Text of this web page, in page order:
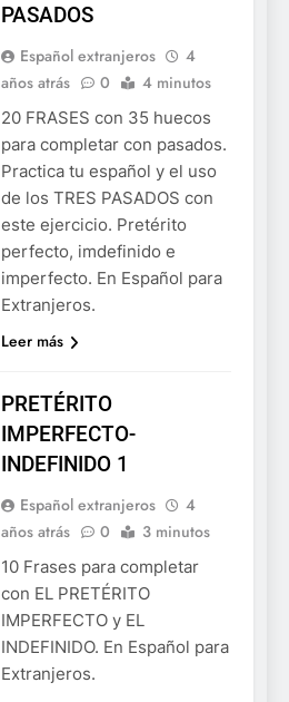
PASADOS
Español extranjeros
4
años atrás
0 4 minutos
20 FRASES con 35 huecos
para completar con pasados.
Practica tu español y el uso
de los TRES PASADOS con
este ejercicio. Pretérito
perfecto, imdefinido e
imperfecto. En Español para
Extranjeros.
Leer más
PRETÉRITO
IMPERFECTO-
INDEFINIDO 1
Español extranjeros
4
años atrás
0 3 minutos
10 Frases para completar
con EL PRETÉRITO
IMPERFECTO y EL
INDEFINIDO. En Español para
Extranjeros.